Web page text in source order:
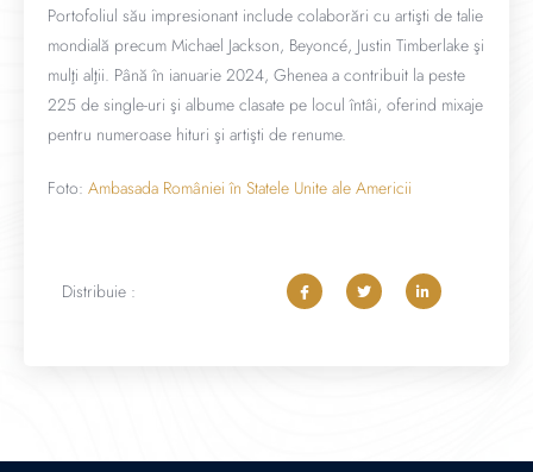
Portofoliul său impresionant include colaborări cu artişti de talie
mondială precum Michael Jackson, Beyoncé, Justin Timberlake şi
mulţi alţii. Până în ianuarie 2024, Ghenea a contribuit la peste
225 de single-uri şi albume clasate pe locul întâi, oferind mixaje
pentru numeroase hituri şi artişti de renume.
Foto: Ambasada României în Statele Unite ale Americii
Distribuie :